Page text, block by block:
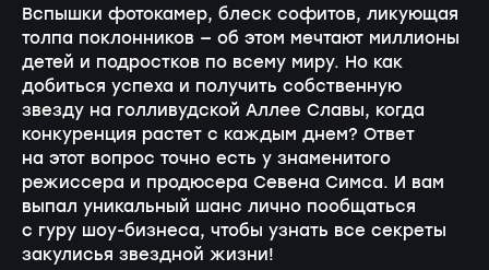
Вспышки фотокамер, блеск софитов, ликующая
толпа поклонников — об этом мечтают миллионы
детей и подростков по всему миру. Но как
добиться успеха и получить собственную
звезду на голливудской Аллее Славы, когда
конкуренция растет с каждым днем? Ответ
на этот вопрос точно есть у знаменитого
режиссера и продюсера Севена Симса. И вам
выпал уникальный шанс лично пообщаться
с гуру шоу-бизнеса, чтобы узнать все секреты
закулисья звездной жизни!